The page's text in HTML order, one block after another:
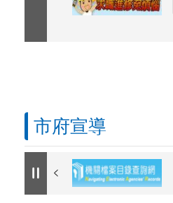
市府宣導